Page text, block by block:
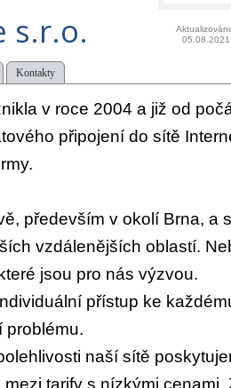
s.r.o.
05.08.2021
Kontakty
v roce 2004 a již od
připojení do sítě
především v okolí Brna, a
vzdálenějších oblastí.
jsou pro nás výzvou.
přístup ke
problému.
naší sítě
tarify s nízkými cenami.